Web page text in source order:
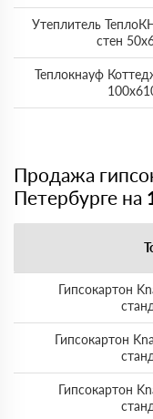
Утеплитель
стен
Теплокнауф
Продажа
Петербурге на
Гипсокартон
Гипсокартон
Гипсокартон